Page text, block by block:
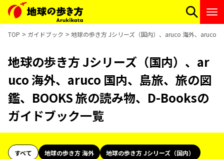
TOP ガイドブック 地球の歩き方 Jシリーズ（国内）、aruco 海外、aruco
地球の歩き方 Jシリーズ（国内）、ar
uco 海外、aruco 国内、島旅、旅の図
鑑、BOOKS 旅の読み物、D-Booksの
ガイドブック一覧
すべて 地球の歩き方 海外
地球の歩き方 Jシリーズ（国内）